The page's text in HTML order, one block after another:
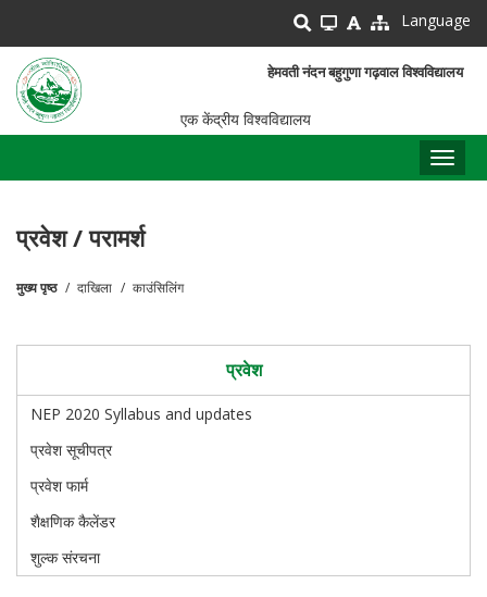
main
content
Language
हेमवती नंदन बहुगुणा गढ़वाल विश्वविद्यालय
एक केंद्रीय विश्वविद्यालय
प्रवेश / परामर्श
मुख्य पृष्ठ दाखिला काउंसिलिंग
प्रवेश
NEP 2020 Syllabus and updates
प्रवेश सूचीपत्र
प्रवेश फार्म
शैक्षणिक कैलेंडर
शुल्क संरचना